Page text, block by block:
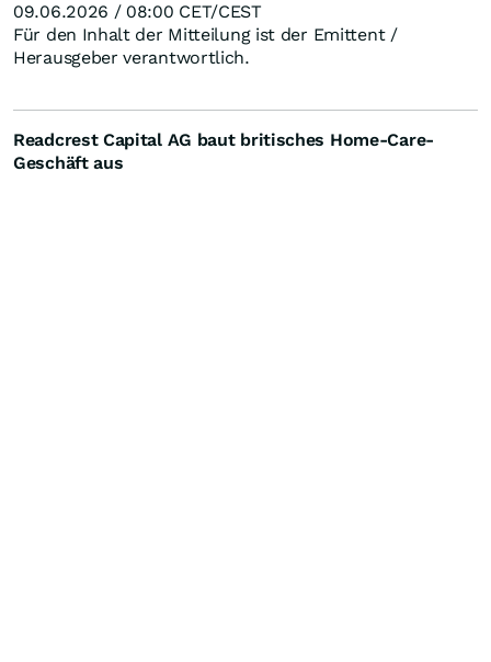
09.06.2026 / 08:00 CET/CEST
Für den Inhalt der Mitteilung ist der Emittent /
Herausgeber verantwortlich.
Readcrest Capital AG baut britisches Home-Care-
Geschäft aus